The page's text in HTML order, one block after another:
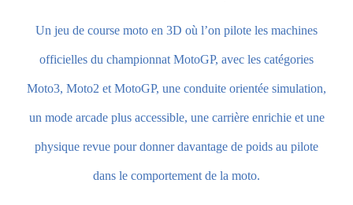
Un jeu de course moto en 3D où l’on pilote les machines
officielles du championnat MotoGP, avec les catégories
Moto3, Moto2 et MotoGP, une conduite orientée simulation,
un mode arcade plus accessible, une carrière enrichie et une
physique revue pour donner davantage de poids au pilote
dans le comportement de la moto.